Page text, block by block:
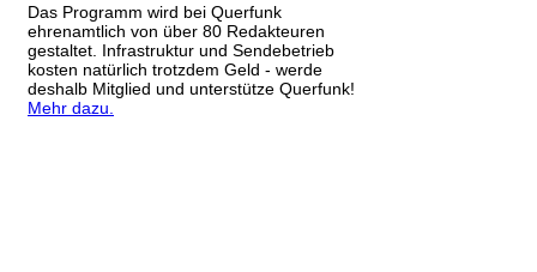
Das Programm wird bei Querfunk
ehrenamtlich von über 80 Redakteuren
gestaltet. Infrastruktur und Sendebetrieb
kosten natürlich trotzdem Geld - werde
deshalb Mitglied und unterstütze Querfunk!
Mehr dazu.